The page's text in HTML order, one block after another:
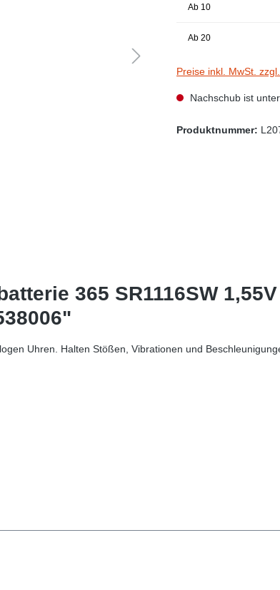
Ab 10
Ab 20
Preise inkl. MwSt.
Nachschub ist
Produktnummer:
365 SR1116SW
Uhren. Halten Stößen, Vibrationen und